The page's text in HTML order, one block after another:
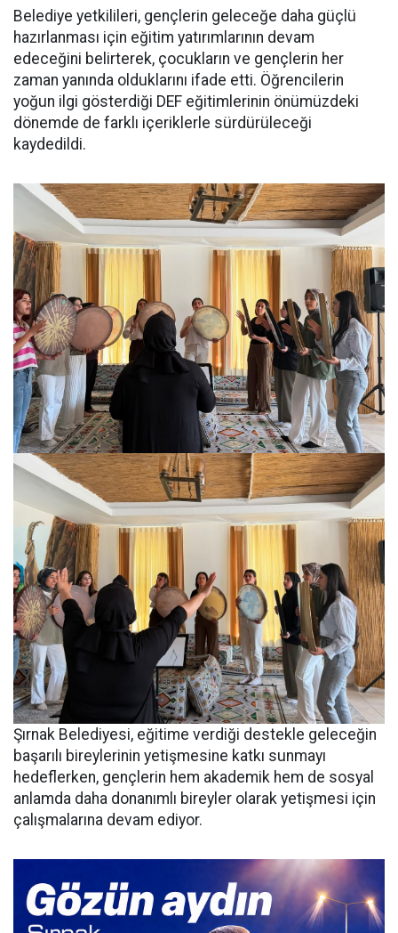
Belediye yetkilileri, gençlerin geleceğe daha güçlü
hazırlanması için eğitim yatırımlarının devam
edeceğini belirterek, çocukların ve gençlerin her
zaman yanında olduklarını ifade etti. Öğrencilerin
yoğun ilgi gösterdiği DEF eğitimlerinin önümüzdeki
dönemde de farklı içeriklerle sürdürüleceği
kaydedildi.
Şırnak Belediyesi, eğitime verdiği destekle geleceğin
başarılı bireylerinin yetişmesine katkı sunmayı
hedeflerken, gençlerin hem akademik hem de sosyal
anlamda daha donanımlı bireyler olarak yetişmesi için
çalışmalarına devam ediyor.